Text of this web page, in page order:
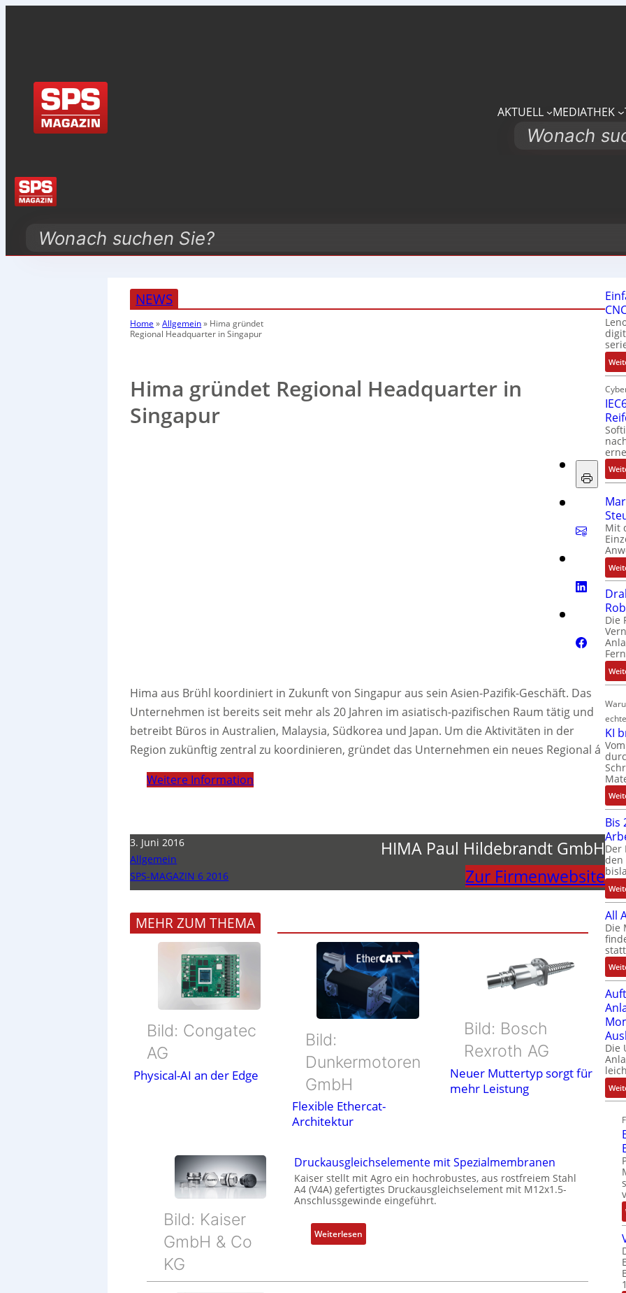
AKTUELL MEDIATHEK
Search
Search
NEWS
Home »Allgemein» Hima gründet
Regional Headquarter in Singapur
Hima gründet Regional Headquarter in
Singapur
Hima aus Brühl koordiniert in Zukunft von Singapur aus sein Asien-Pazifik-Geschäft. Das
Unternehmen ist bereits seit mehr als 20 Jahren im asiatisch-pazifischen Raum tätig und
betreibt Büros in Australien, Malaysia, Südkorea und Japan. Um die Aktivitäten in der
Region zukünftig zentral zu koordinieren, gründet das Unternehmen ein neues Regional á
Weitere Information
3. Juni 2016
Allgemein
SPS-MAGAZIN 6 2016
HIMA Paul Hildebrandt GmbH
Zur Firmenwebsite
MEHR ZUM THEMA
Bild: Congatec
AG
Physical-AI an der Edge
Bild:
Dunkermotoren
GmbH
Flexible Ethercat-
Architektur
Bild: Bosch
Rexroth AG
Neuer Muttertyp sorgt für
mehr Leistung
Bild: Kaiser
GmbH & Co
KG
Druckausgleichselemente mit Spezialmembranen
Kaiser stellt mit Agro ein hochrobustes, aus rostfreiem Stahl
A4 (V4A) gefertigtes Druckausgleichselement mit M12x1.5-
Anschlussgewinde eingeführt.
Weiterlesen:
D
Mit
Die
KI
Bis
Der
den
All
Die
Die